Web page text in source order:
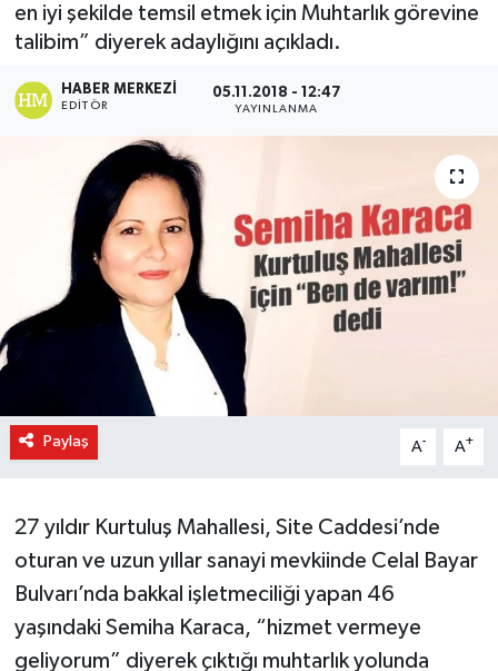
en iyi şekilde temsil etmek için Muhtarlık görevine
talibim” diyerek adaylığını açıkladı.
HABER MERKEZI
EDITÖR
05.11.2018 - 12:47
YAYINLANMA
Paylaş A- A+
27 yıldır Kurtuluş Mahallesi, Site Caddesi’nde
oturan ve uzun yıllar sanayi mevkiinde Celal Bayar
Bulvarı’nda bakkal işletmeciliği yapan 46
yaşındaki Semiha Karaca, “hizmet vermeye
geliyorum” diyerek çıktığı muhtarlık yolunda
Son Dakika Haberleri